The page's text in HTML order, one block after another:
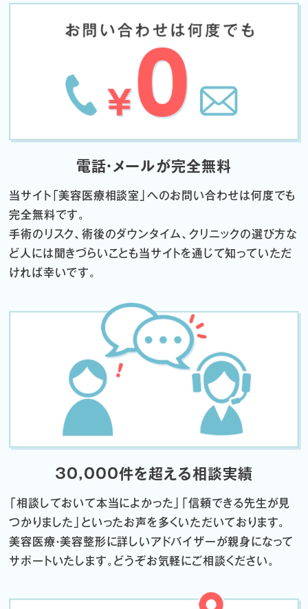
電話・メールが完全無料
当サイト「美容医療相談室」へのお問い合わせは何度でも
完全無料です。
手術のリスク、術後のダウンタイム、クリニックの選び方な
ど 人には聞きづらいことも当サイトを通じて知っていただ
ければ幸いです。
30,000件を超える相談実績
「相談しておいて本当によかった」「信頼できる先生が見
つかりました」 といったお声を多くいただいております。
美容医療・美容整形に詳しいアドバイザーが親身になって
サポートいたします。 どうぞお気軽にご相談ください。